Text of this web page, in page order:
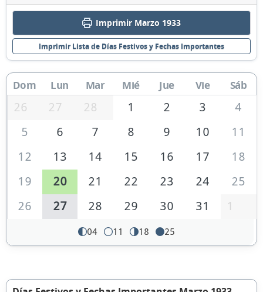
Imprimir Marzo 1933
Imprimir Lista de Días Festivos y Fechas Importantes
Dom Lun Mar Mié Jue Vie Sáb
26 27 28 1 2 3
4
5
6 7 8 9 10
11
12
13 14 15 16 17
18
19
20 21 22 23 24
25
26
27 28 29 30 31 1
04 11 18 25